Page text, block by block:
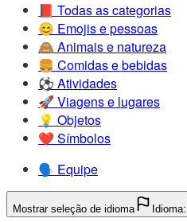
📕️ Todas as categorias
😊️ Emojis e pessoas
🙈️ Animais e natureza
🍔️ Comidas e bebidas
⚽️ Atividades
🚀️ Viagens e lugares
💡️ Objetos
❤️ Símbolos
🗣️ Equipe
Mostrar seleção de idioma Idioma: